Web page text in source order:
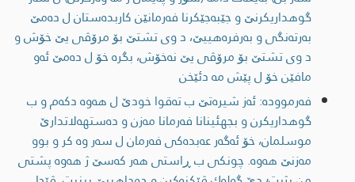
گوهداریكرنێ و جێبه‌جێكرنا فه‌رمانێن كاربده‌ستان ل ده‌مێ
به‌رته‌نگی و به‌رفره‌هییێ، د وی تشتێ بۆ مرۆڤی یێ خۆش و
د وی تشتێ بۆ مرۆڤی یێ نه‌خۆش، بگره‌ خۆ ل ده‌مێ ئه‌و
مافێن خۆ ل پێش مه‌ دئێخن
فەرموودە: ئەز شیره‌تێ ب ته‌قوا خودێ ل هه‌وە دکەم و ب
گوهداریکرن و بجهئینانا فەرمانا مه‌زن و ده‌ستهه‌لاتدارێ
موسلمان، خۆ ئەگەر عەبدەکی فەرمان ل سەر وە کر و بوو
مه‌زنێ هه‌وه‌. چونکی ب ڕاستی هەر کەسێ ژ هەوە پشتی